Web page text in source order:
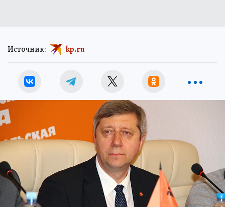
Источник: kp.ru